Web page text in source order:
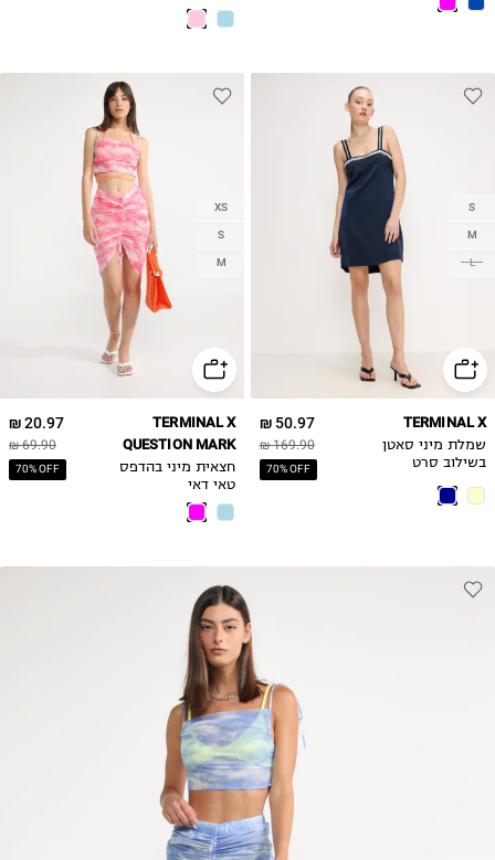
S
M
L
50.97 ₪
169.90 ₪
70% OFF
TERMINAL X
שמלת מיני סאטן
בשילוב סרט
XS
S
M
20.97 ₪
69.90 ₪
70% OFF
TERMINAL X
QUESTION MARK
חצאית מיני בהדפס
טאי דאי